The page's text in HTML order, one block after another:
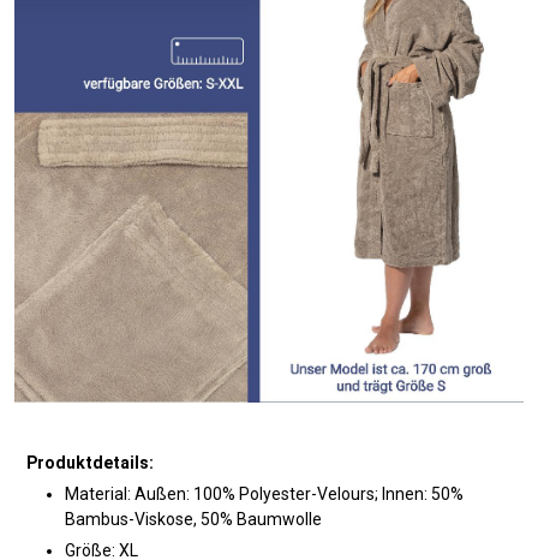
Produktdetails:
Material: Außen: 100% Polyester-Velours; Innen: 50%
Bambus-Viskose, 50% Baumwolle
Größe: XL